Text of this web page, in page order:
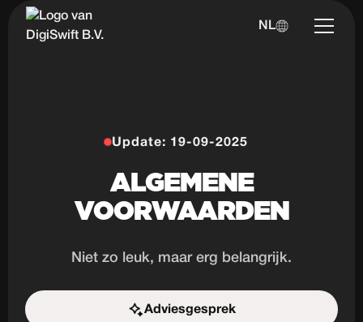
NL
Update: 19-09-2025
ALGEMENE
VOORWAARDEN
Niet zo leuk, maar erg belangrijk.
Adviesgesprek